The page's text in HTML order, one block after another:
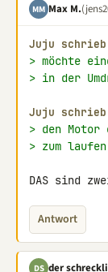
MM Max M.
Juju
> möchte
> in der
Juju
> den
> zum
DAS sind
Antwort
DS der